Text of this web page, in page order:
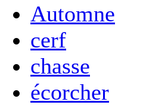
Automne
cerf
chasse
écorcher